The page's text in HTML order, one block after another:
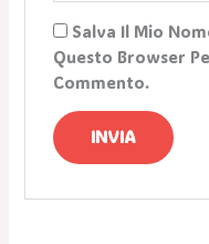
Salva Il Mio
Questo Browser
Commento.